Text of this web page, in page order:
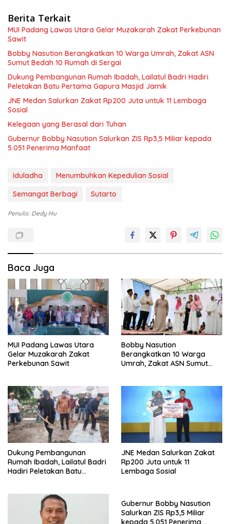
Berita Terkait
MUI Padang Lawas Utara Gelar Muzakarah Zakat Perkebunan
Sawit
Bobby Nasution Berangkatkan 10 Warga Umrah, Zakat ASN
Sumut Bedah 10 Rumah di Sergai
Dukung Pembangunan Rumah Ibadah, Lailatul Badri Hadiri
Peletakan Batu Pertama Gapura Masjid Jamik
JNE Medan Salurkan Zakat Rp200 Juta untuk 11 Lembaga
Sosial
Kelegaan yang Berasal dari Tuhan
Gubernur Bobby Nasution Salurkan ZIS Rp3,5 Miliar kepada
5.051 Penerima Manfaat
Iduladha
Menumbuhkan Kepedulian Sosial
Semangat Berbagi
Sutarto
Penulis: Dedy Hu
Baca Juga
MUI Padang Lawas Utara
Gelar Muzakarah Zakat
Perkebunan Sawit
Bobby Nasution
Berangkatkan 10 Warga
Umrah, Zakat ASN Sumut
Dukung Pembangunan
Rumah Ibadah, Lailatul Badri
Hadiri Peletakan Batu
JNE Medan Salurkan Zakat
Rp200 Juta untuk 11
Lembaga Sosial
Gubernur Bobby Nasution
Salurkan ZIS Rp3,5 Miliar
kepada 5.051 Penerima